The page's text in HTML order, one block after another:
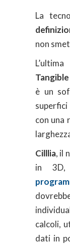
La
non
è un
con una
Cilllia, il
in 3D,
calcoli,
dati in